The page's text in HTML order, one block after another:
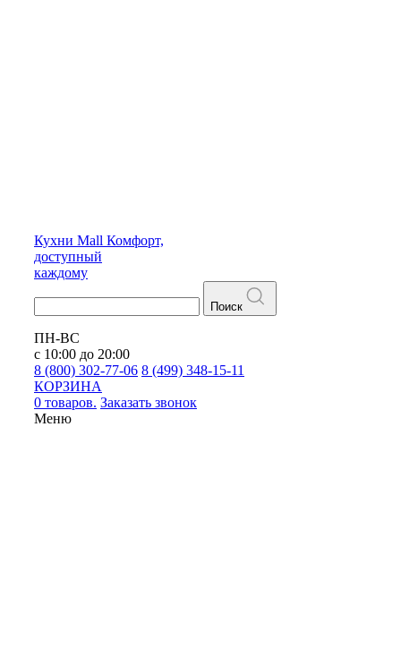
Кухни Mall Комфорт,
доступный
каждому
Поиск
ПН-ВС
с 10:00 до 20:00
8 (800) 302-77-06 8 (499) 348-15-11
КОРЗИНА
0 товаров. Заказать звонок
Меню